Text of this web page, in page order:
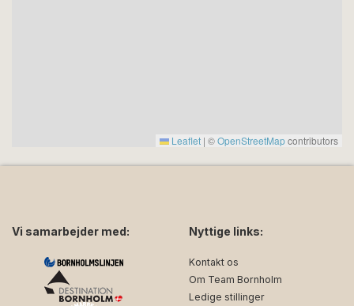
Leaflet | ©OpenStreetMapcontributors
Vi samarbejder med: Nyttige links:
Kontakt os
Om Team Bornholm
Ledige stillinger